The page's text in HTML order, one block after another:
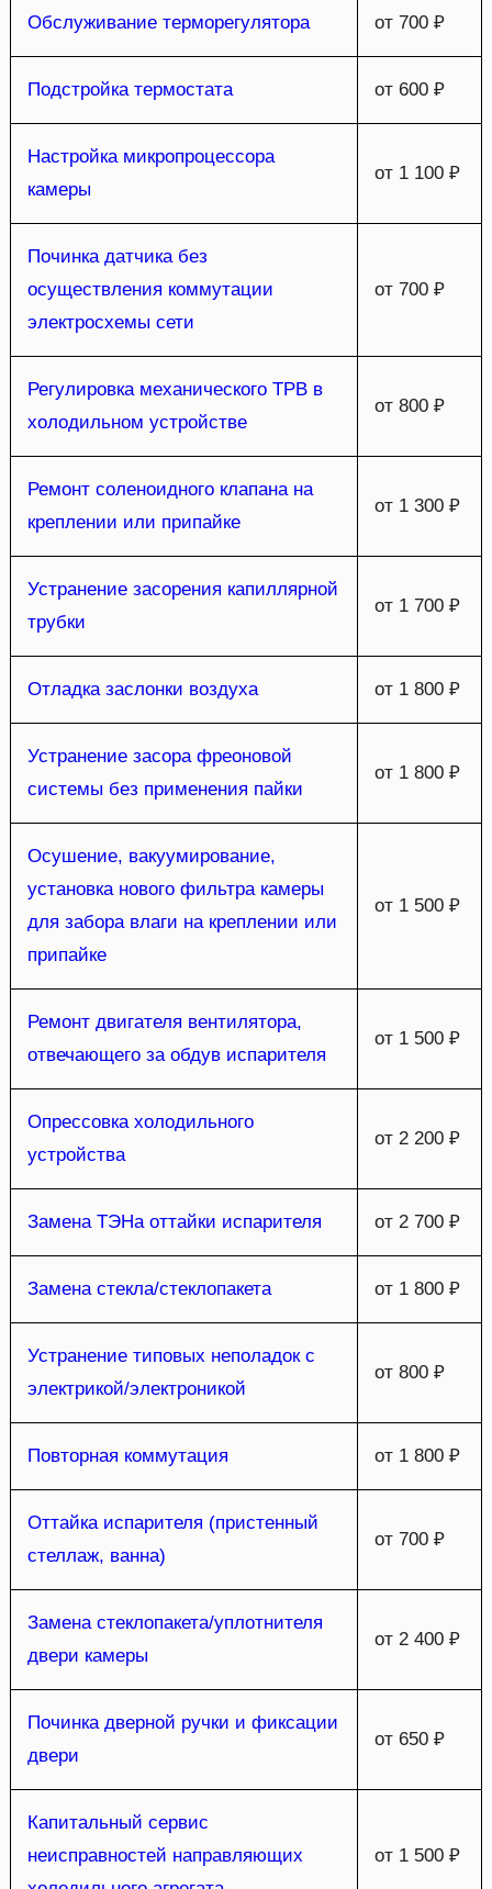
Обслуживание терморегулятора от 700 ₽
Подстройка термостата от 600 ₽
Настройка микропроцессора
камеры
от 1 100 ₽
Починка датчика без
осуществления коммутации
электросхемы сети
от 700 ₽
Регулировка механического ТРВ в
холодильном устройстве
от 800 ₽
Ремонт соленоидного клапана на
креплении или припайке
от 1 300 ₽
Устранение засорения капиллярной
трубки
от 1 700 ₽
Отладка заслонки воздуха от 1 800 ₽
Устранение засора фреоновой
системы без применения пайки
от 1 800 ₽
Осушение, вакуумирование,
установка нового фильтра камеры
для забора влаги на креплении или
припайке
от 1 500 ₽
Ремонт двигателя вентилятора,
отвечающего за обдув испарителя
от 1 500 ₽
Опрессовка холодильного
устройства
от 2 200 ₽
Замена ТЭНа оттайки испарителя от 2 700 ₽
Замена стекла/стеклопакета от 1 800 ₽
Устранение типовых неполадок с
электрикой/электроникой
от 800 ₽
Повторная коммутация от 1 800 ₽
Оттайка испарителя (пристенный
стеллаж, ванна)
от 700 ₽
Замена стеклопакета/уплотнителя
двери камеры
от 2 400 ₽
Починка дверной ручки и фиксации
двери
от 650 ₽
Капитальный сервис
неисправностей направляющих
от 1 500 ₽